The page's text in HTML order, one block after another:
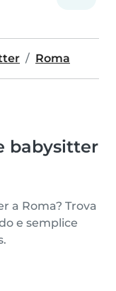
Roma
babysitter
a Roma? Trova
e semplice